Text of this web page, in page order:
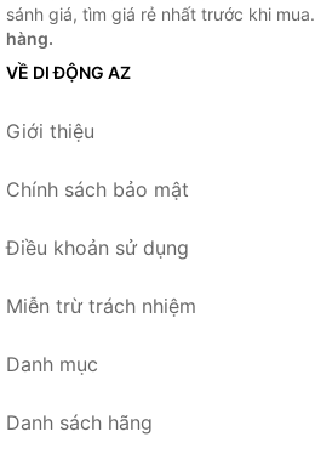
sánh giá, tìm giá rẻ nhất trước khi mua.
hàng.
VỀ DI ĐỘNG AZ
Giới thiệu
Chính sách bảo mật
Điều khoản sử dụng
Miễn trừ trách nhiệm
Danh mục
Danh sách hãng